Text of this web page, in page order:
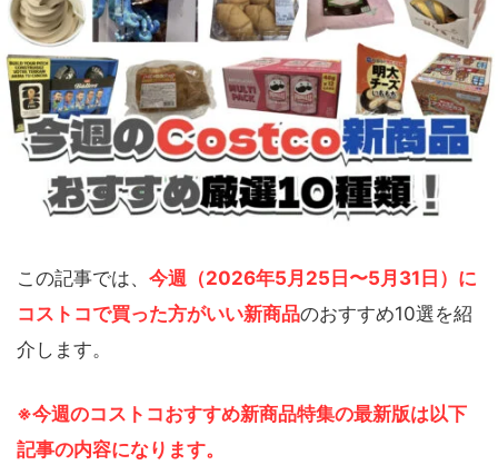
この記事では、 今週（2026年5月25日〜5月31日）に
コストコで買った方がいい新商品のおすすめ10選を紹
介します。
※今週のコストコおすすめ新商品特集の最新版は以下
記事の内容になります。